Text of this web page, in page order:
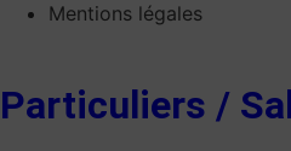
Mentions légales
Particuliers /